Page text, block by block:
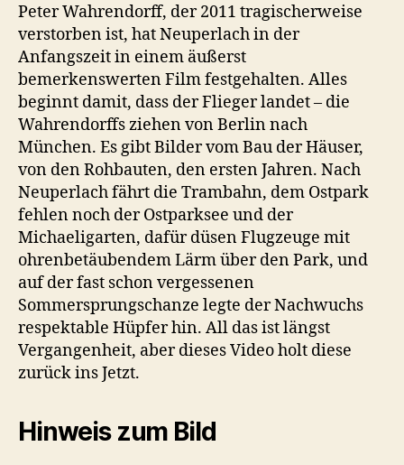
Peter Wahrendorff, der 2011 tragischerweise
verstorben ist, hat Neuperlach in der
Anfangszeit in einem äußerst
bemerkenswerten Film festgehalten. Alles
beginnt damit, dass der Flieger landet – die
Wahrendorffs ziehen von Berlin nach
München. Es gibt Bilder vom Bau der Häuser,
von den Rohbauten, den ersten Jahren. Nach
Neuperlach fährt die Trambahn, dem Ostpark
fehlen noch der Ostparksee und der
Michaeligarten, dafür düsen Flugzeuge mit
ohrenbetäubendem Lärm über den Park, und
auf der fast schon vergessenen
Sommersprungschanze legte der Nachwuchs
respektable Hüpfer hin. All das ist längst
Vergangenheit, aber dieses Video holt diese
zurück ins Jetzt.
Hinweis zum Bild